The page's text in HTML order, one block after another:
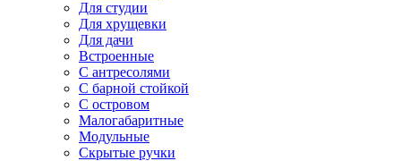
Для студии
Для хрущевки
Для дачи
Встроенные
С антресолями
С барной стойкой
С островом
Малогабаритные
Модульные
Скрытые ручки